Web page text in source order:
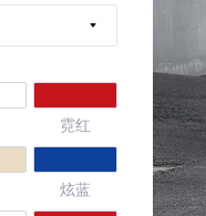
霓红
炫蓝